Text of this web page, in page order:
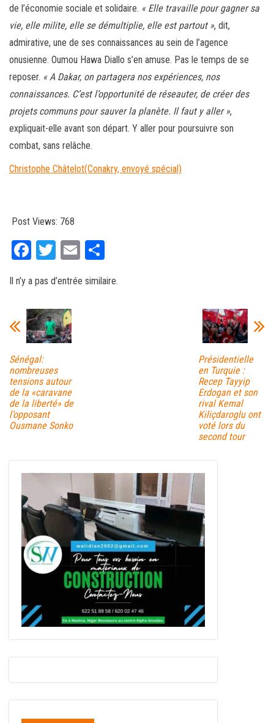
de l’économie sociale et solidaire. « Elle travaille pour gagner sa
vie, elle milite, elle se démultiplie, elle est partout », dit,
admirative, une de ses connaissances au sein de l’agence
onusienne. Oumou Hawa Diallo s’en amuse. Pas le temps de se
reposer. « A Dakar, on partagera nos expériences, nos
connaissances. C’est l’opportunité de réseauter, de créer des
projets communs pour sauver la planète. Il faut y aller »,
expliquait-elle avant son départ. Y aller pour poursuivre son
combat, sans relâche.
Christophe Châtelot(Conakry, envoyé spécial)
Post Views: 768
Fa
bo
ok
T
tt
er
E
ail ag
Il n’y a pas d’entrée similaire.
Sénégal:
nombreuses
tensions autour
de la «caravane
de la liberté» de
l’opposant
Ousmane Sonko
Présidentielle
en Turquie :
Recep Tayyip
Erdogan et son
rival Kemal
Kiliçdaroglu ont
voté lors du
second tour